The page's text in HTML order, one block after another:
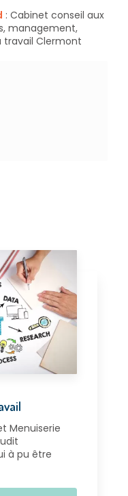
: Cabinet conseil aux
management,
travail Clermont
Menuiserie
à pu être